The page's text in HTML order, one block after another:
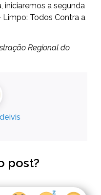
iniciaremos a segunda
Todos Contra a
Regional do
deivis
post?